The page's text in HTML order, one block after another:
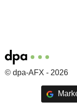
© dpa-AFX - 2026